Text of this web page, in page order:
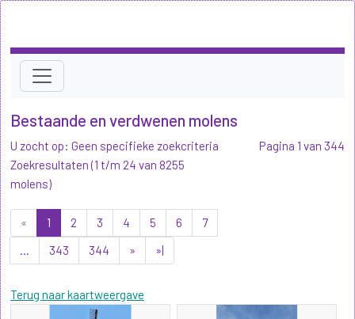
Bestaande en verdwenen molens
U zocht op: Geen specifieke zoekcriteria
Zoekresultaten (1 t/m 24 van 8255
molens)
« 1 2 3 4 5 6
7
...
343 344 » »|
Terug naar kaartweergave
Pagina 1 van 344